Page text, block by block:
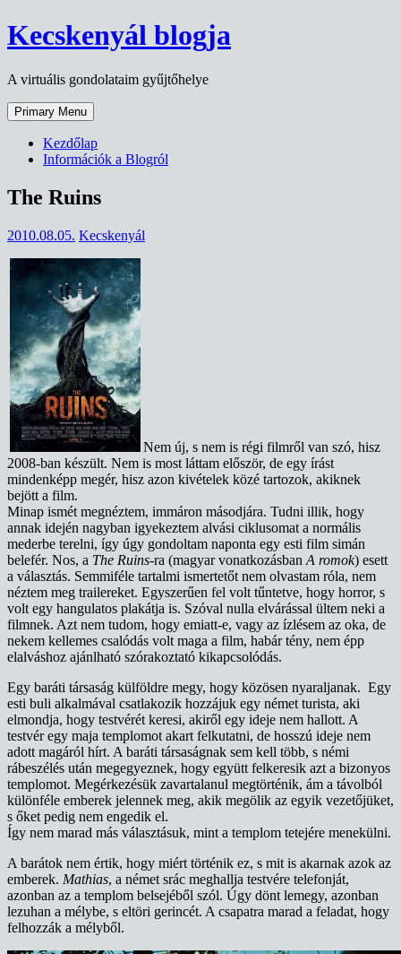
Skip
to
Kecskenyál blogja
A virtuális gondolataim gyűjtőhelye
Primary Menu
Kezdőlap
Információk a Blogról
The Ruins
2010.08.05. Kecskenyál
Nem új, s nem is régi filmről van szó, hisz
2008-ban készült. Nem is most láttam először, de egy írást
mindenképp megér, hisz azon kivételek közé tartozok, akiknek
bejött a film.
Minap ismét megnéztem, immáron másodjára. Tudni illik, hogy
annak idején nagyban igyekeztem alvási ciklusomat a normális
mederbe terelni, így úgy gondoltam naponta egy esti film simán
belefér. Nos, a The Ruins-ra (magyar vonatkozásban A romok) esett
a választás. Semmiféle tartalmi ismertetőt nem olvastam róla, nem
néztem meg trailereket. Egyszerűen fel volt tűntetve, hogy horror, s
volt egy hangulatos plakátja is. Szóval nulla elvárással ültem neki a
filmnek. Azt nem tudom, hogy emiatt-e, vagy az ízlésem az oka, de
nekem kellemes csalódás volt maga a film, habár tény, nem épp
elalváshoz ajánlható szórakoztató kikapcsolódás.
Egy baráti társaság külföldre megy, hogy közösen nyaraljanak. Egy
esti buli alkalmával csatlakozik hozzájuk egy német turista, aki
elmondja, hogy testvérét keresi, akiről egy ideje nem hallott. A
testvér egy maja templomot akart felkutatni, de hosszú ideje nem
adott magáról hírt. A baráti társaságnak sem kell több, s némi
rábeszélés után megegyeznek, hogy együtt felkeresik azt a bizonyos
templomot. Megérkezésük zavartalanul megtörténik, ám a távolból
különféle emberek jelennek meg, akik megölik az egyik vezetőjüket,
s őket pedig nem engedik el.
Így nem marad más választásuk, mint a templom tetejére menekülni.
A barátok nem értik, hogy miért történik ez, s mit is akarnak azok az
emberek. Mathias, a német srác meghallja testvére telefonját,
azonban az a templom belsejéből szól. Úgy dönt lemegy, azonban
lezuhan a mélybe, s eltöri gerincét. A csapatra marad a feladat, hogy
felhozzák a mélyből.